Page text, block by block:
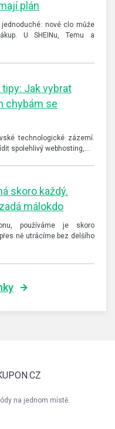
plán
nové clo může
U SHEINu, Temu a
tipy: Jak vybrat
chybám se
technologické zázemí.
spolehlivý webhosting,…
skoro každý.
málokdo
používáme je skoro
ně utrácíme bez delšího
na jednom místě.